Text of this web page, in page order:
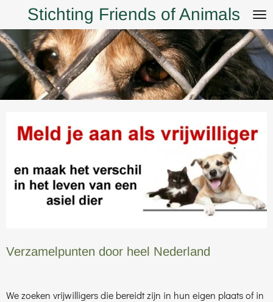
direct
naar
de
hoofdinhoud
Stichting Friends of Animals
Verzamelpunten door heel Nederland
We zoeken vrijwilligers die bereidt zijn in hun eigen plaats of in